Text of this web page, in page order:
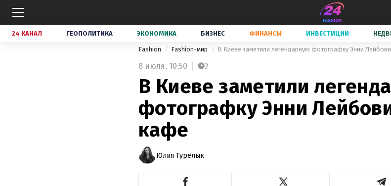
24 КАНАЛ ГЕОПОЛИТИКА ЭКОНОМИКА БИЗНЕС ФИНАНСЫ ИНВЕСТИЦИИ
Fashion Fashion-мир В Киеве заметили легендарную фотографку Энни
8 июля, 10:50 2
В Киеве заметили
фотографку Энни
кафе
Юлия Турелык